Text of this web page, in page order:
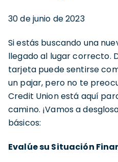
30 de junio de 2023
Si estás buscando una
llegado al lugar correcto.
tarjeta puede sentirse
un pajar, pero no te
Credit Union está aquí
camino. ¡Vamos a
básicos:
Evalúe su Situación